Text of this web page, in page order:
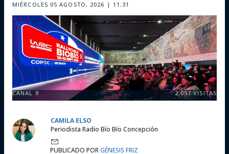
MIÉRCOLES 05 AGOSTO, 2026 | 11:31
CANAL 9 2,097VISITAS
CAMILA ELSO
Periodista Radio Bío Bío Concepción
PUBLICADO PORGÉNESIS FRIZ